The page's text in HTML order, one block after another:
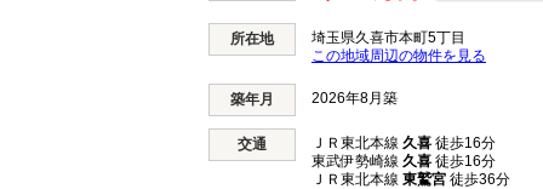
所在地
埼玉県久喜市本町5丁目
この地域周辺の物件を見る
築年月 2026年8月築
交通 ＪＲ東北本線 久喜 徒歩16分
東武伊勢崎線 久喜 徒歩16分
ＪＲ東北本線 東鷲宮 徒歩36分